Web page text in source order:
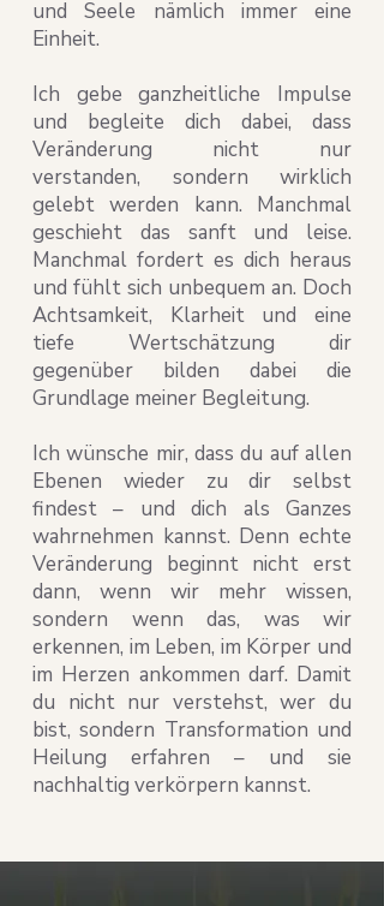
und Seele nämlich immer eine
Einheit.
Ich gebe ganzheitliche Impulse
und begleite dich dabei, dass
Veränderung nicht nur
verstanden, sondern wirklich
gelebt werden kann. Manchmal
geschieht das sanft und leise.
Manchmal fordert es dich heraus
und fühlt sich unbequem an. Doch
Achtsamkeit, Klarheit und eine
tiefe Wertschätzung dir
gegenüber bilden dabei die
Grundlage meiner Begleitung.
Ich wünsche mir, dass du auf allen
Ebenen wieder zu dir selbst
findest – und dich als Ganzes
wahrnehmen kannst. Denn echte
Veränderung beginnt nicht erst
dann, wenn wir mehr wissen,
sondern wenn das, was wir
erkennen, im Leben, im Körper und
im Herzen ankommen darf. Damit
du nicht nur verstehst, wer du
bist, sondern Transformation und
Heilung erfahren – und sie
nachhaltig verkörpern kannst.